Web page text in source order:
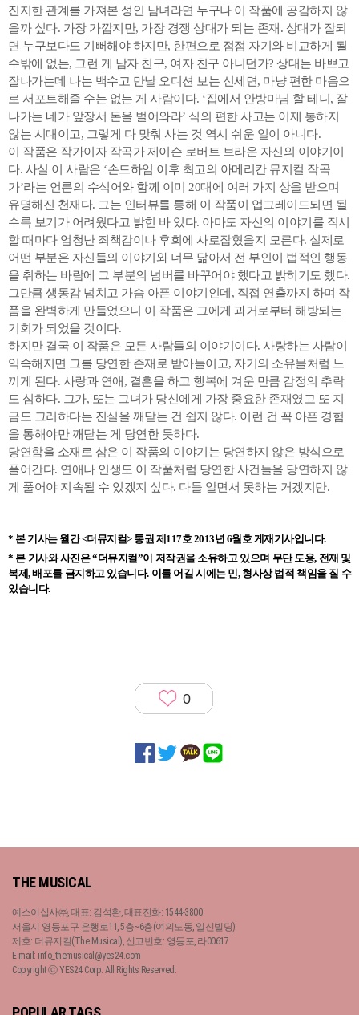
진지한 관계를 가져본 성인 남녀라면 누구나 이 작품에 공감하지 않
을까 싶다. 가장 가깝지만, 가장 경쟁 상대가 되는 존재. 상대가 잘되
면 누구보다도 기뻐해야 하지만, 한편으로 점점 자기와 비교하게 될
수밖에 없는, 그런 게 남자 친구, 여자 친구 아니던가? 상대는 바쁘고
잘나가는데 나는 백수고 만날 오디션 보는 신세면, 마냥 편한 마음으
로 서포트해줄 수는 없는 게 사람이다. ‘집에서 안방마님 할 테니, 잘
나가는 네가 앞장서 돈을 벌어와라’ 식의 편한 사고는 이제 통하지
않는 시대이고, 그렇게 다 맞춰 사는 것 역시 쉬운 일이 아니다.
이 작품은 작가이자 작곡가 제이슨 로버트 브라운 자신의 이야기이
다. 사실 이 사람은 ‘손드하임 이후 최고의 아메리칸 뮤지컬 작곡
가’라는 언론의 수식어와 함께 이미 20대에 여러 가지 상을 받으며
유명해진 천재다. 그는 인터뷰를 통해 이 작품이 업그레이드되면 될
수록 보기가 어려웠다고 밝힌 바 있다. 아마도 자신의 이야기를 직시
할 때마다 엄청난 죄책감이나 후회에 사로잡혔을지 모른다. 실제로
어떤 부분은 자신들의 이야기와 너무 닮아서 전 부인이 법적인 행동
을 취하는 바람에 그 부분의 넘버를 바꾸어야 했다고 밝히기도 했다.
그만큼 생동감 넘치고 가슴 아픈 이야기인데, 직접 연출까지 하며 작
품을 완벽하게 만들었으니 이 작품은 그에게 과거로부터 해방되는
기회가 되었을 것이다.
하지만 결국 이 작품은 모든 사람들의 이야기이다. 사랑하는 사람이
익숙해지면 그를 당연한 존재로 받아들이고, 자기의 소유물처럼 느
끼게 된다. 사랑과 연애, 결혼을 하고 행복에 겨운 만큼 감정의 추락
도 심하다. 그가, 또는 그녀가 당신에게 가장 중요한 존재였고 또 지
금도 그러하다는 진실을 깨닫는 건 쉽지 않다. 이런 건 꼭 아픈 경험
을 통해야만 깨닫는 게 당연한 듯하다.
당연함을 소재로 삼은 이 작품의 이야기는 당연하지 않은 방식으로
풀어간다. 연애나 인생도 이 작품처럼 당연한 사건들을 당연하지 않
게 풀어야 지속될 수 있겠지 싶다. 다들 알면서 못하는 거겠지만.
* 본 기사는 월간 <더뮤지컬> 통권 제117호 2013년 6월호 게재기사입니다.
* 본 기사와 사진은 “더뮤지컬”이 저작권을 소유하고 있으며 무단 도용, 전재 및
복제, 배포를 금지하고 있습니다. 이를 어길 시에는 민, 형사상 법적 책임을 질 수
있습니다.
0
THE MUSICAL
예스이십사㈜, 대표: 김석환, 대표전화: 1544-3800
서울시 영등포구 은행로11, 5층~6층(여의도동, 일신빌딩)
제호: 더뮤지컬(The Musical), 신고번호: 영등포, 라00617
E-mail: info_themusical@yes24.com
Copyright ⓒ YES24 Corp. All Rights Reserved.